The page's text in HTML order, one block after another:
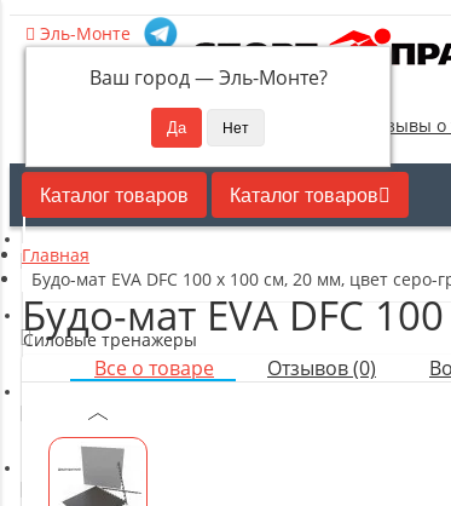
Эль-Монте
Ваш город —Эль-Монте?
Отзывы
Каталог товаров Каталог товаров
Кардиотренажеры
Силовые тренажеры
Свободные веса
Оборудование для настольного тенниса
Главная
Будо-мат EVA DFC 100 x 100 см, 20 мм, цвет серо-
Будо-мат EVA DFC
Все о товаре Отзывов (0)